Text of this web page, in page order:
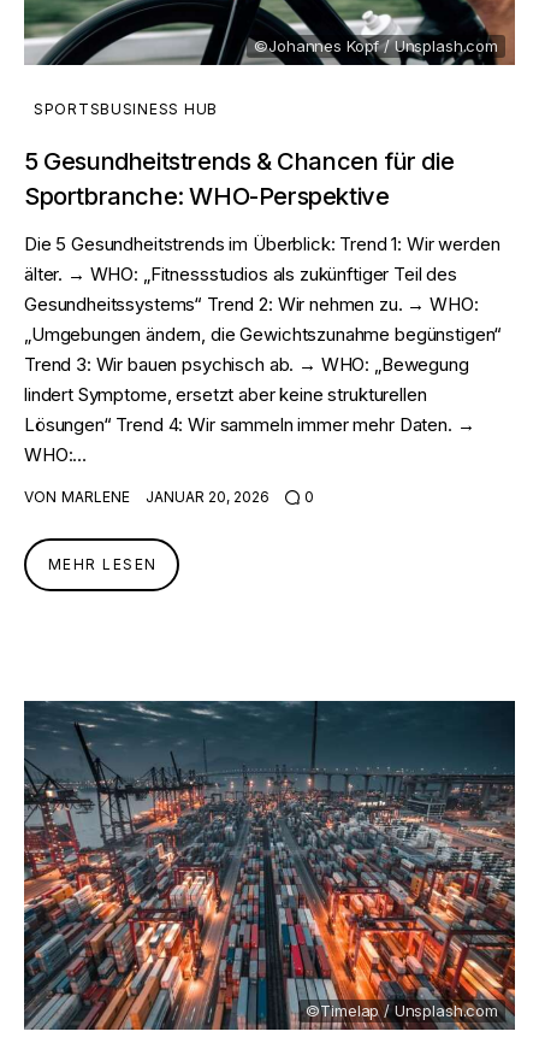
©Johannes Kopf / Unsplash.com
SPORTSBUSINESS HUB
5 Gesundheitstrends & Chancen für die
Sportbranche: WHO-Perspektive
Die 5 Gesundheitstrends im Überblick: Trend 1: Wir werden
älter. → WHO: „Fitnessstudios als zukünftiger Teil des
Gesundheitssystems“ Trend 2: Wir nehmen zu. → WHO:
„Umgebungen ändern, die Gewichtszunahme begünstigen“
Trend 3: Wir bauen psychisch ab. → WHO: „Bewegung
lindert Symptome, ersetzt aber keine strukturellen
Lösungen“ Trend 4: Wir sammeln immer mehr Daten. →
WHO:…
VON MARLENE JANUAR 20, 2026 0
MEHR LESEN
©Timelap / Unsplash.com